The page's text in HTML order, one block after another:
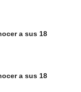
a sus 18
a sus 18